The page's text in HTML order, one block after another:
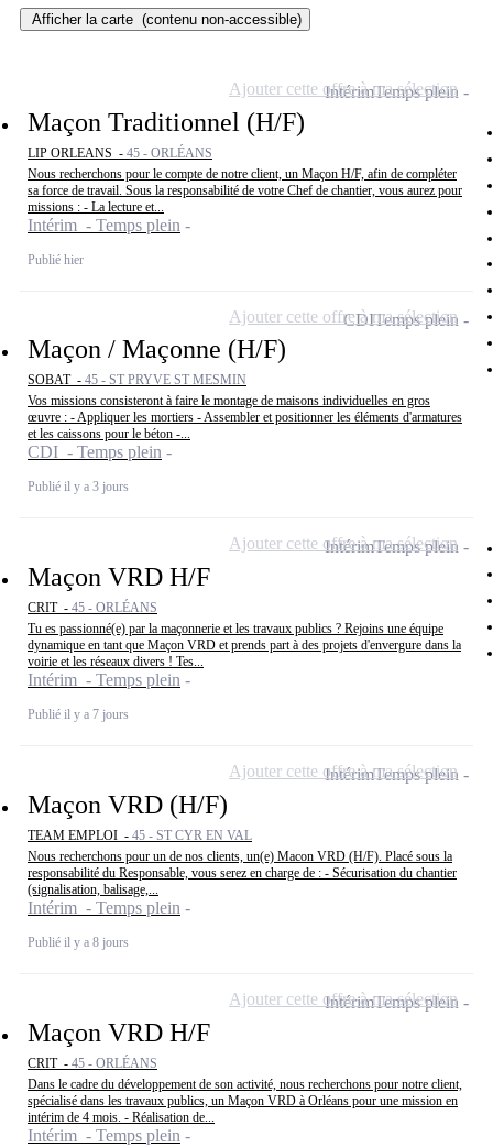
Afficher la carte (contenu non-accessible)
Maçon Traditionnel (H/F)
LIP ORLEANS - 45 - ORLÉANS
Nous recherchons pour le compte de notre client, un Maçon H/F, afin de compléter
sa force de travail. Sous la responsabilité de votre Chef de chantier, vous aurez pour
missions : - La lecture et...
Intérim - Temps plein
Publié hier
IntérimTemps plein
Ajouter cette offre à ma sélection
Maçon / Maçonne (H/F)
SOBAT - 45 - ST PRYVE ST MESMIN
Vos missions consisteront à faire le montage de maisons individuelles en gros
œuvre : - Appliquer les mortiers - Assembler et positionner les éléments d'armatures
et les caissons pour le béton -...
CDI - Temps plein
Publié il y a 3 jours
CDITemps plein
Ajouter cette offre à ma sélection
Maçon VRD H/F
CRIT - 45 - ORLÉANS
Tu es passionné(e) par la maçonnerie et les travaux publics ? Rejoins une équipe
dynamique en tant que Maçon VRD et prends part à des projets d'envergure dans la
voirie et les réseaux divers ! Tes...
Intérim - Temps plein
Publié il y a 7 jours
IntérimTemps plein
Ajouter cette offre à ma sélection
Maçon VRD (H/F)
TEAM EMPLOI - 45 - ST CYR EN VAL
Nous recherchons pour un de nos clients, un(e) Macon VRD (H/F). Placé sous la
responsabilité du Responsable, vous serez en charge de : - Sécurisation du chantier
(signalisation, balisage,...
Intérim - Temps plein
Publié il y a 8 jours
IntérimTemps plein
Ajouter cette offre à ma sélection
Maçon VRD H/F
CRIT - 45 - ORLÉANS
Dans le cadre du développement de son activité, nous recherchons pour notre client,
spécialisé dans les travaux publics, un Maçon VRD à Orléans pour une mission en
intérim de 4 mois. - Réalisation de...
Intérim - Temps plein
IntérimTemps plein
Ajouter cette offre à ma sélection